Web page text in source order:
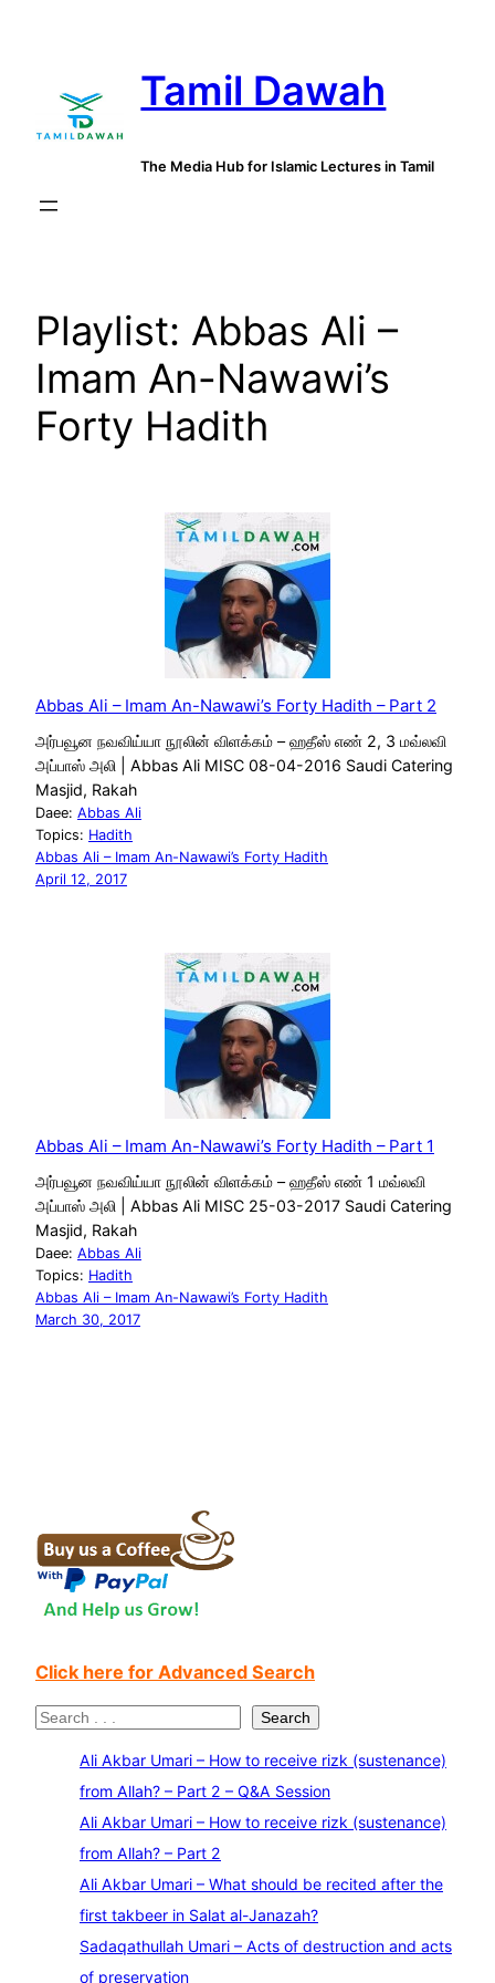
Tamil Dawah
The Media Hub for Islamic Lectures in Tamil
Playlist: Abbas Ali –
Imam An-Nawawi’s
Forty Hadith
Abbas Ali – Imam An-Nawawi’s Forty Hadith – Part 2
அர்பவூன நவவிய்யா நூலின் விளக்கம் – ஹதீஸ் எண் 2, 3 மவ்லவி
அப்பாஸ் அலி | Abbas Ali MISC 08-04-2016 Saudi Catering
Masjid, Rakah
Daee: Abbas Ali
Topics: Hadith
Abbas Ali – Imam An-Nawawi’s Forty Hadith
April 12, 2017
Abbas Ali – Imam An-Nawawi’s Forty Hadith – Part 1
அர்பவூன நவவிய்யா நூலின் விளக்கம் – ஹதீஸ் எண் 1 மவ்லவி
அப்பாஸ் அலி | Abbas Ali MISC 25-03-2017 Saudi Catering
Masjid, Rakah
Daee: Abbas Ali
Topics: Hadith
Abbas Ali – Imam An-Nawawi’s Forty Hadith
March 30, 2017
Click here for Advanced Search
S
Search
Ali Akbar Umari – How to receive rizk (sustenance)
from Allah? – Part 2 – Q&A Session
Ali Akbar Umari – How to receive rizk (sustenance)
from Allah? – Part 2
Ali Akbar Umari – What should be recited after the
first takbeer in Salat al-Janazah?
Sadaqathullah Umari – Acts of destruction and acts
of preservation